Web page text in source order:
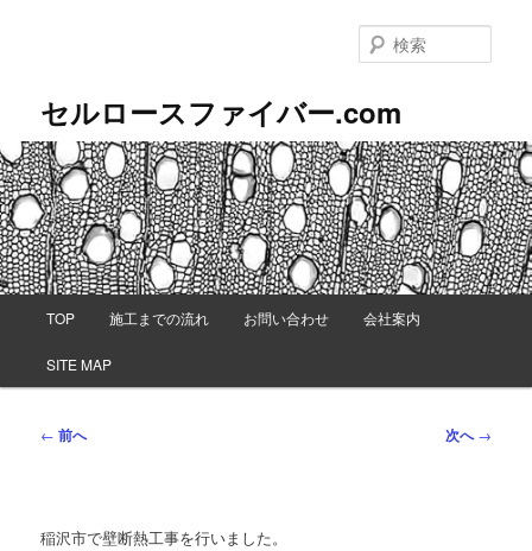
ン
ツ
へ
移
動
セルロースファイバー.com
索
TOP 施工までの流れ お問い合わせ 会社案内
SITE MAP
投
ゲ
← 前へ 次へ→
稲沢市で壁断熱工事を行いました。